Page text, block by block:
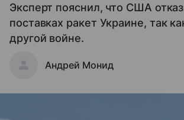
Эксперт пояснил, что США
поставках ракет Украине, так
другой войне.
Андрей Монид